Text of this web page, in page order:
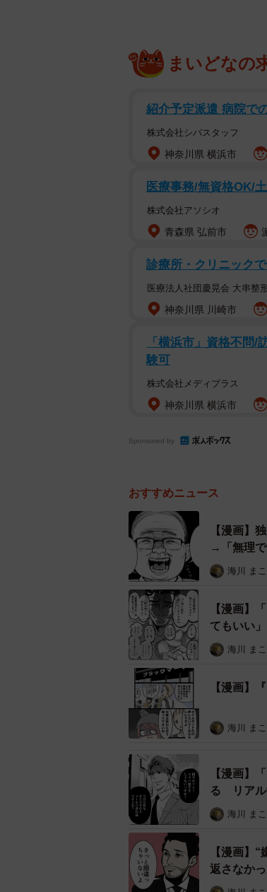
まいどなの
紹介予定派遣 病院で
株式会社シバスタッフ
神奈川県 横浜市
医療事務/無資格OK/
株式会社アソシオ
青森県 弘前市
診療所・クリニック
医療法人社団慶晃会 大串整
神奈川県 川崎市
「横浜市」資格不問/
験可
株式会社メディプラス
神奈川県 横浜市
Sponsored by
おすすめニュース
【漫画】
→「無理で
海川 まこ
【漫画】
てもいい
海川 まこ
【漫画】
海川 まこ
【漫画】
る リアル
海川 まこ
【漫画】
返さなか